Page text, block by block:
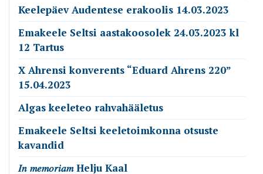
Keelepäev Audentese erakoolis 14.03.2023
Emakeele Seltsi aastakoosolek 24.03.2023 kl
12 Tartus
X Ahrensi konverents “Eduard Ahrens 220”
15.04.2023
Algas keeleteo rahvahääletus
Emakeele Seltsi keeletoimkonna otsuste
kavandid
𝐼𝑛 𝑚𝑒𝑚𝑜𝑟𝑖𝑎𝑚 Helju Kaal